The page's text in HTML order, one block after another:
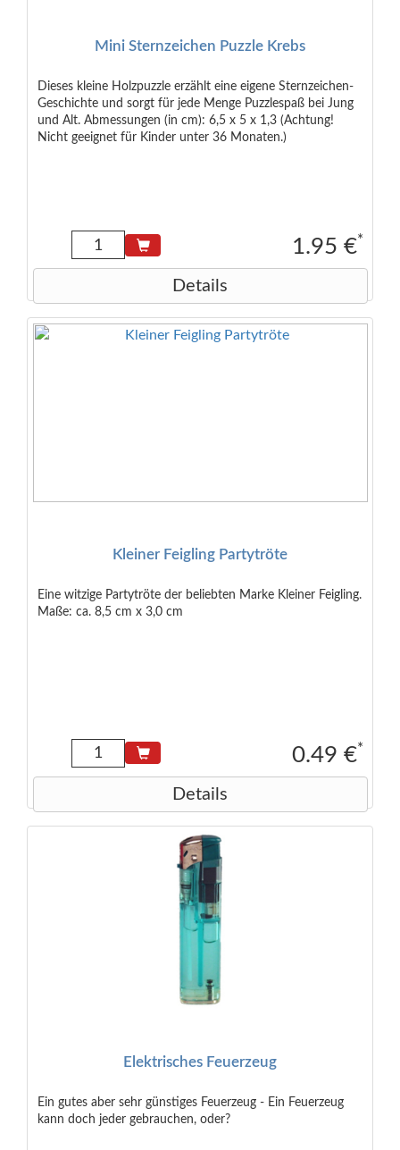
Mini Sternzeichen Puzzle Krebs
Dieses kleine Holzpuzzle erzählt eine eigene Sternzeichen-
Geschichte und sorgt für jede Menge Puzzlespaß bei Jung
und Alt. Abmessungen (in cm): 6,5 x 5 x 1,3 (Achtung!
Nicht geeignet für Kinder unter 36 Monaten.)
1.95 €*
Details
Kleiner Feigling Partytröte
Eine witzige Partytröte der beliebten Marke Kleiner Feigling.
Maße: ca. 8,5 cm x 3,0 cm
0.49 €*
Details
Elektrisches Feuerzeug
Ein gutes aber sehr günstiges Feuerzeug - Ein Feuerzeug
kann doch jeder gebrauchen, oder?